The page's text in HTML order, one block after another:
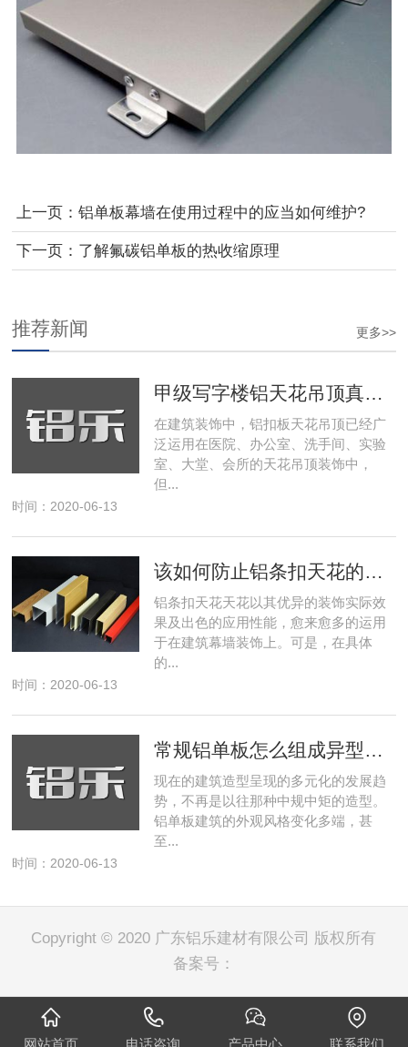
上一页： 铝单板幕墙在使用过程中的应当如何维护?
下一页： 了解氟碳铝单板的热收缩原理
更多>>
推荐新闻
甲级写字楼铝天花吊顶真的不简单
在建筑装饰中，铝扣板天花吊顶已经广
泛运用在医院、办公室、洗手间、实验
室、大堂、会所的天花吊顶装饰中，
但...
时间：2020-06-13
该如何防止铝条扣天花的色差?
铝条扣天花天花以其优异的装饰实际效
果及出色的应用性能，愈来愈多的运用
于在建筑幕墙装饰上。可是，在具体
的...
时间：2020-06-13
常规铝单板怎么组成异型铝幕墙
现在的建筑造型呈现的多元化的发展趋
势，不再是以往那种中规中矩的造型。
铝单板建筑的外观风格变化多端，甚
至...
时间：2020-06-13
Copyright © 2020 广东铝乐建材有限公司 版权所有
备案号：
网站首页 电话咨询 产品中心 联系我们